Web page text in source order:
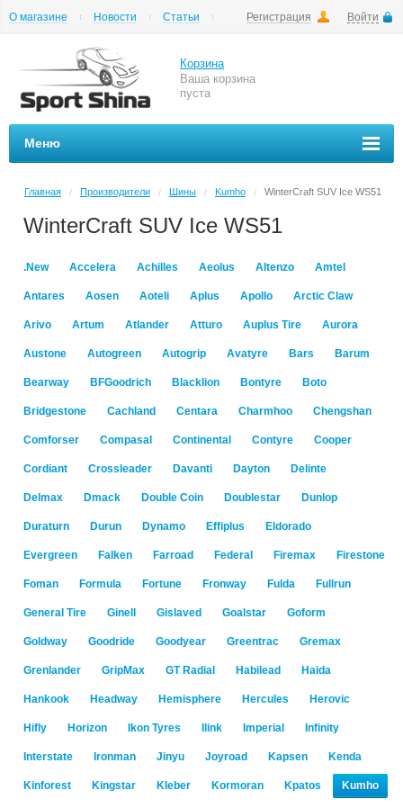
Регистрация Войти
О магазине Новости
Статьи
Корзина
Ваша корзина
пуста
Меню
Главная / Производители / Шины / Kumho / WinterCraft SUV Ice WS51
WinterCraft SUV Ice WS51
.New Accelera Achilles Aeolus Altenzo Amtel
Antares Aosen Aoteli Aplus Apollo Arctic Claw
Arivo Artum Atlander Atturo Auplus Tire Aurora
Austone Autogreen Autogrip Avatyre Bars Barum
Bearway BFGoodrich Blacklion Bontyre Boto
Bridgestone Cachland Centara Charmhoo Chengshan
Comforser Compasal Continental Contyre Cooper
Cordiant Crossleader Davanti Dayton Delinte
Delmax Dmack Double Coin Doublestar Dunlop
Duraturn Durun Dynamo Effiplus Eldorado
Evergreen Falken Farroad Federal Firemax Firestone
Foman Formula Fortune Fronway Fulda Fullrun
General Tire Ginell Gislaved Goalstar Goform
Goldway Goodride Goodyear Greentrac Gremax
Grenlander GripMax GT Radial Habilead Haida
Hankook Headway Hemisphere Hercules Herovic
Hifly Horizon Ikon Tyres Ilink Imperial Infinity
Interstate Ironman Jinyu Joyroad Kapsen Kenda
Kinforest Kingstar Kleber Kormoran Kpatos Kumho